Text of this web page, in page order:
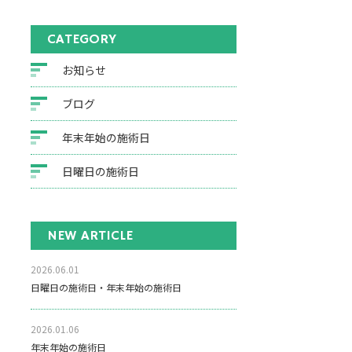
CATEGORY
お知らせ
ブログ
年末年始の施術日
日曜日の施術日
NEW ARTICLE
2026.06.01
日曜日の施術日・年末年始の施術日
2026.01.06
年末年始の施術日